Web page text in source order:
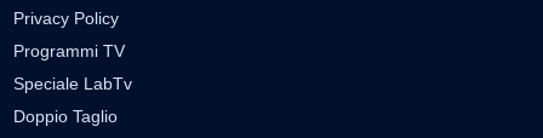
Privacy Policy
Programmi TV
Speciale LabTv
Doppio Taglio